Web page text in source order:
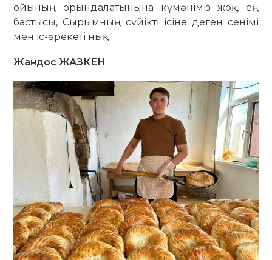
ойының орын­­далатынына күмәніміз жоқ, ең
бас­тысы, Сырымның сүйікті ісіне деген сенімі
мен іс-әрекеті нық.
Жандос ЖАЗКЕН